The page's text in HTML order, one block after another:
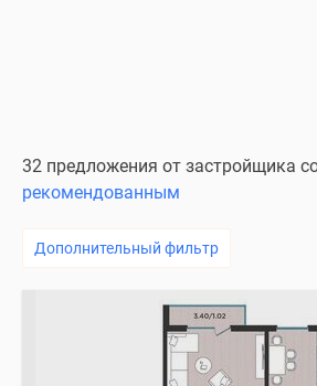
32 предложения от застройщика
рекомендованным
Дополнительный фильтр